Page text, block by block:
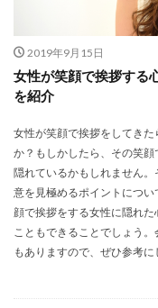
2019年9月15日
女性が笑顔で挨拶する
を紹介
女性が笑顔で挨拶をしてき
か？もしかしたら、その笑
隠れているかもしれません
意を見極めるポイントにつ
顔で挨拶をする女性に隠れ
こともできることでしょう
もありますので、ぜひ参考に